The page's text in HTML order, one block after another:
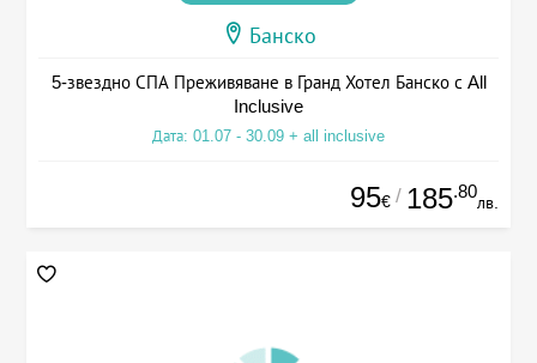
Банско
5-звездно СПА Преживяване в Гранд Хотел Банско с All
Inclusive
Дата: 01.07 - 30.09 + all inclusive
95€ / 185.80
лв.